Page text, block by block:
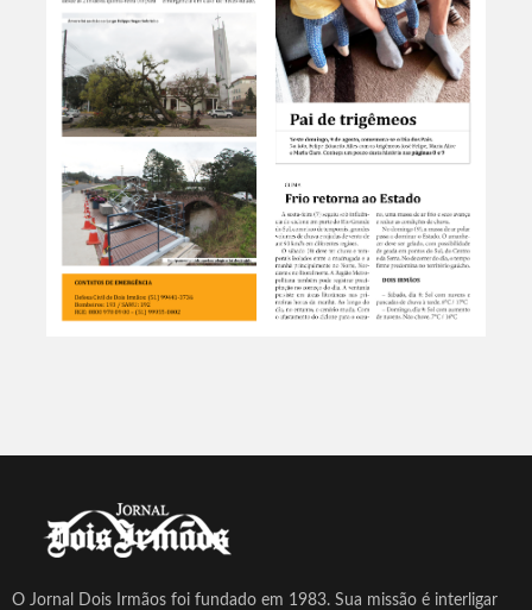
O Jornal Dois Irmãos foi fundado em 1983. Sua missão é interligar